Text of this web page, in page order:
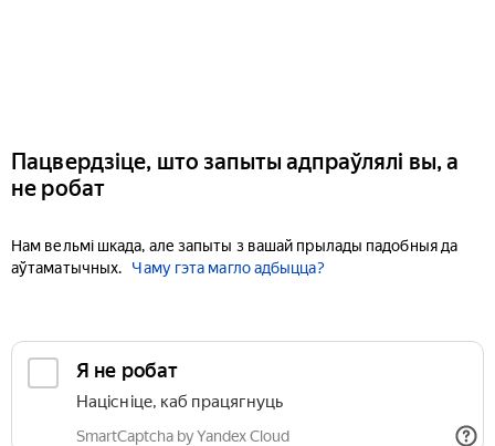
Пацвердзіце, што запыты адпраўлялі вы, а
не робат
Нам вельмі шкада, але запыты з вашай прылады падобныя да
аўтаматычных.
Чаму гэта магло адбыцца?
Я не робат
Націсніце, каб працягнуць
SmartCaptcha by Yandex Cloud